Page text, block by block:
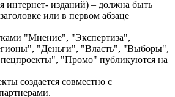
интернет- изданий) – должна быть
или в первом абзаце
"Мнение", "Экспертиза",
"Деньги", "Власть", "Выборы",
"Промо" публикуются на
создается совместно с